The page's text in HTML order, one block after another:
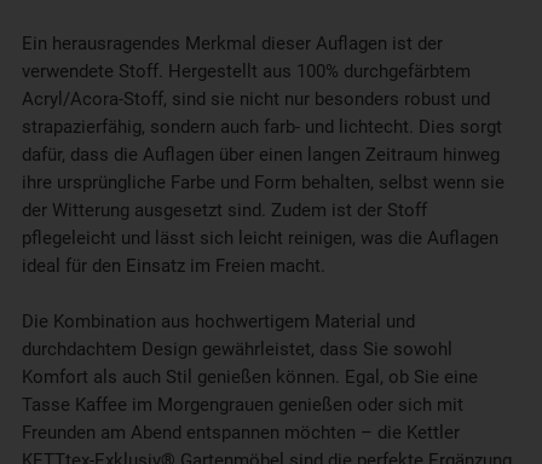
Ein herausragendes Merkmal dieser Auflagen ist der
verwendete Stoff. Hergestellt aus 100% durchgefärbtem
Acryl/Acora-Stoff, sind sie nicht nur besonders robust und
strapazierfähig, sondern auch farb- und lichtecht. Dies sorgt
dafür, dass die Auflagen über einen langen Zeitraum hinweg
ihre ursprüngliche Farbe und Form behalten, selbst wenn sie
der Witterung ausgesetzt sind. Zudem ist der Stoff
pflegeleicht und lässt sich leicht reinigen, was die Auflagen
ideal für den Einsatz im Freien macht.
Die Kombination aus hochwertigem Material und
durchdachtem Design gewährleistet, dass Sie sowohl
Komfort als auch Stil genießen können. Egal, ob Sie eine
Tasse Kaffee im Morgengrauen genießen oder sich mit
Freunden am Abend entspannen möchten – die Kettler